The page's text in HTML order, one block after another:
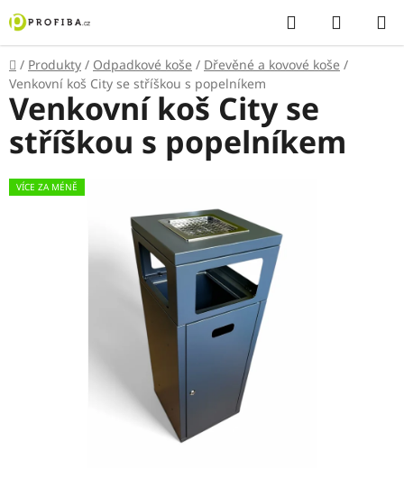
Přejít
na
obsah
Hledat
KOŠÍK
Domů
/ Produkty / Odpadkové koše / Dřevěné a kovové koše /
Venkovní koš City se stříškou s popelníkem
Venkovní koš City se
stříškou s popelníkem
VÍCE ZA MÉNĚ